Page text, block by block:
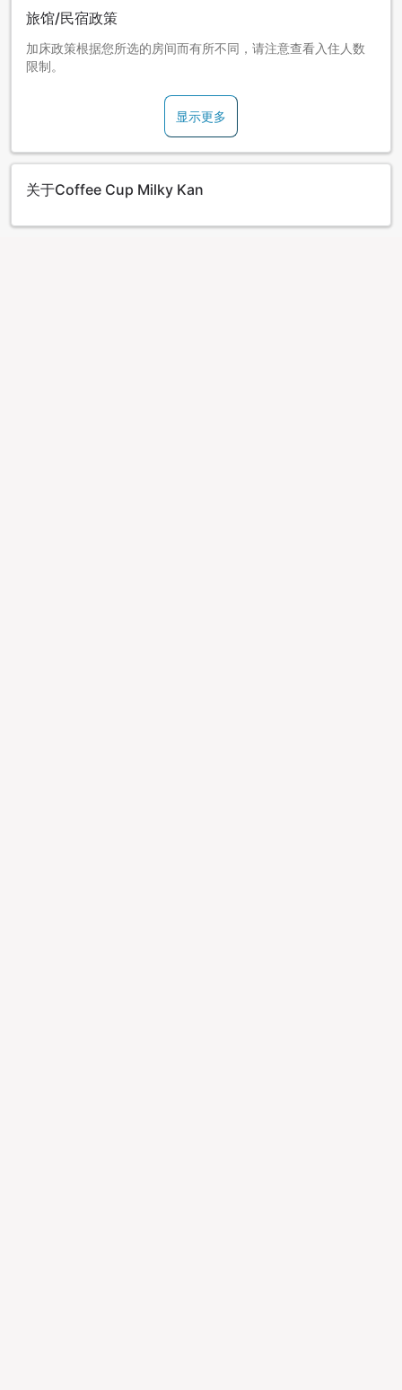
旅馆/民宿政策
加床政策根据您所选的房间而有所不同，请注意查看入住人数
限制。
显示更多
关于Coffee Cup Milky Kan